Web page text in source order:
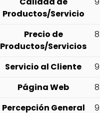
Productos/Servicio
Precio de
Productos/Servicios
Servicio al Cliente
Página Web
Percepción General